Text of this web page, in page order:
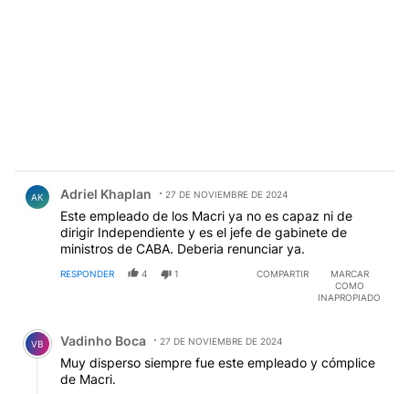
AK Adriel Khaplan 27 DE NOVIEMBRE DE 2024
Este empleado de los Macri ya no es capaz ni de
dirigir Independiente y es el jefe de gabinete de
ministros de CABA. Deberia renunciar ya.
RESPONDER 4 1 COMPARTIR
MARCAR
COMO
INAPROPIADO
Comentario de Vadinho Boca.
VB Vadinho Boca 27 DE NOVIEMBRE DE 2024
Muy disperso siempre fue este empleado y cómplice
de Macri.